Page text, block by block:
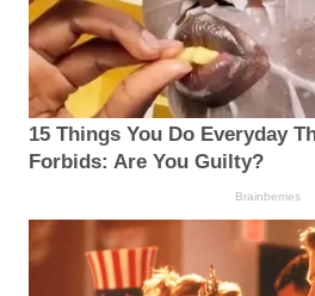
15 Things You Do Everyday
Forbids: Are You Guilty?
Brainberries